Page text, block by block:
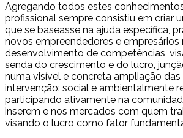
Agregando todos estes
profissional sempre consistiu em criar
que se baseasse na ajuda específica,
novos empreendedores e empresários
desenvolvimento de competências,
senda do crescimento e do lucro,
numa visível e concreta ampliação das
intervenção: social e ambientalmente
participando ativamente na
inserem e nos mercados com quem
visando o lucro como fator